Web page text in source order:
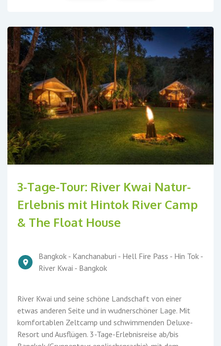
3-Tage-Tour: River Kwai Natur-
Erlebnis mit Hintok River Camp
& The Float House
Bangkok - Kanchanaburi - Hell Fire Pass - Hin Tok -
River Kwai - Bangkok
River Kwai und seine schöne Landschaft von einer
etwas anderen Seite und in wudnerschöner Lage. Mit
komfortablen Zeltcamp und schwimmenden Deluxe-
Resort und Ausflügen. 3-Tage-Erlebnisreise ab/bis